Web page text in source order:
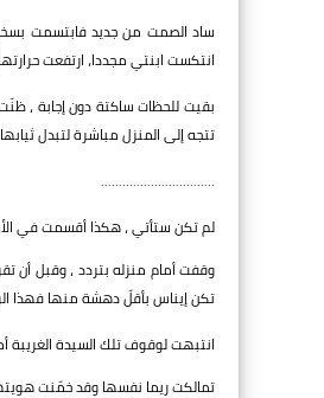
ساد الصمت من جديد فابتسمت
انتكست ابنتي مجددا، ارتفعت
بقيت للحظات ساكتة دون إجابة ،
تتجه إلى المنزل مباشرة لتبدل
................................
لم تكن ستأتي ، هكذا أقسمت في
وقفت أمام منزله بتردد ، وقبل أن
تكن إيناس بأقلّ دهشة منها فهذا
انتبهت لوقوف تلك السيدة الغريبة
تمالكت ريما نفسها وقد خمّنت